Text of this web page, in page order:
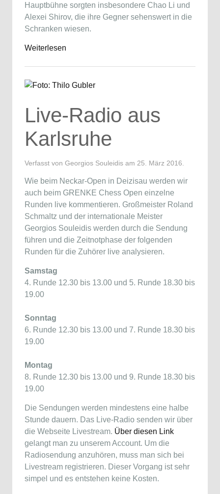
Hauptbühne sorgten insbesondere Chao Li und
Alexei Shirov, die ihre Gegner sehenswert in die
Schranken wiesen.
Weiterlesen
Live-Radio aus
Karlsruhe
Verfasst von Georgios Souleidis am 25. März 2016
Wie beim Neckar-Open in Deizisau werden wir
auch beim GRENKE Chess Open einzelne
Runden live kommentieren. Großmeister Roland
Schmaltz und der internationale Meister
Georgios Souleidis werden durch die Sendung
führen und die Zeitnotphase der folgenden
Runden für die Zuhörer live analysieren.
Samstag
4. Runde 12.30 bis 13.00 und 5. Runde 18.30 bis
19.00
Sonntag
6. Runde 12.30 bis 13.00 und 7. Runde 18.30 bis
19.00
Montag
8. Runde 12.30 bis 13.00 und 9. Runde 18.30 bis
19.00
Die Sendungen werden mindestens eine halbe
Stunde dauern. Das Live-Radio senden wir über
die Webseite Livestream. Über diesen Link
gelangt man zu unserem Account. Um die
Radiosendung anzuhören, muss man sich bei
Livestream registrieren. Dieser Vorgang ist sehr
simpel und es entstehen keine Kosten.